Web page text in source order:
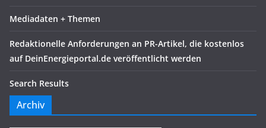
Mediadaten + Themen
Redaktionelle Anforderungen an PR-Artikel, die kostenlos
auf DeinEnergieportal.de veröffentlicht werden
Search Results
Archiv